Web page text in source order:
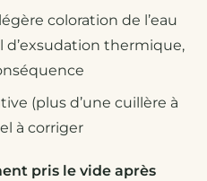
coloration de l’eau
thermique,
(plus d’une cuillère à
à corriger
pris le vide après